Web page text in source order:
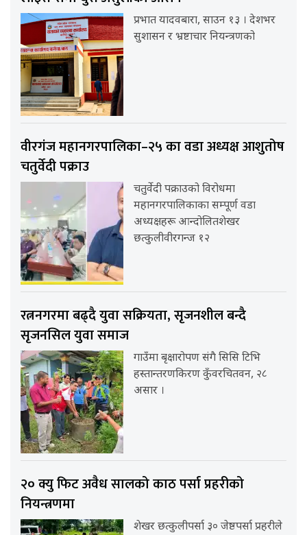
प्रभात यादवबारा, साउन १३ । देशभर
सुशासन र भ्रष्टाचार नियन्त्रणको
वीरगंज महानगरपालिका–२५ का वडा अध्यक्ष आशुतोष
चतुर्वेदी पक्राउ
चतुर्वेदी पक्राउको विरोधमा
महानगरपालिकाका सम्पूर्ण वडा
अध्यक्षहरू आन्दोलितशेखर
छत्कुलीवीरगन्ज १२
रत्ननगरमा बढ्दै युवा सक्रियता, सृजनशील बन्दै
सृजनसिल युवा समाज
गाउँमा बृक्षारोपण संगै सिसि टिभि
हस्तान्तरणकिरण कुँवरचितवन, २८
असार ।
२० क्यु फिट अवैध सालको काठ पर्सा प्रहरीको
नियन्त्रणमा
शेखर छत्कुलीपर्सा ३० जेष्ठपर्सा प्रहरीले